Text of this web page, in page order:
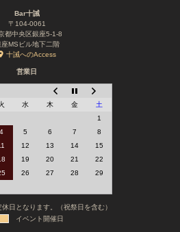
Bar十誡
〒104-0061
都中央区銀座5-1-8
座MSビル地下二階
十誡へのAccess
営業日
水 木 金
土
1
4 5 6 7
8
12 13 14
15
19 20 21
22
26 27 28
29
日となります。（祝祭日を含む）
イベント開催日